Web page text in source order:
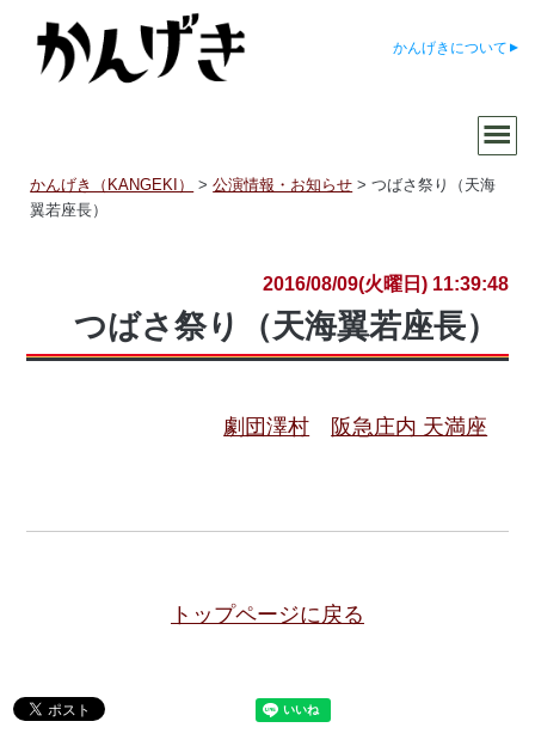
かんげきについて
かんげき（KANGEKI） >公演情報・お知らせ >つばさ祭り（天海
翼若座長）
2016/08/09(火曜日) 11:39:48
つばさ祭り（天海翼若座長）
劇団澤村 阪急庄内 天満座
トップページに戻る